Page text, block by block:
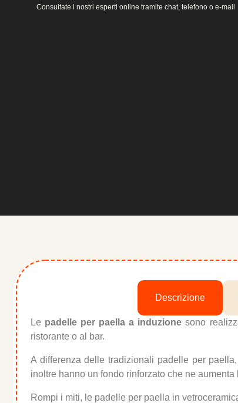
Consultate i nostri esperti online tramite chat, telefono o e-mail
Descrizione
Le padelle per paella a induzione sono
ristorante o al bar.
A differenza delle tradizionali padelle per
inoltre hanno un fondo rinforzato che ne
Rompi i miti, le padelle per paella in